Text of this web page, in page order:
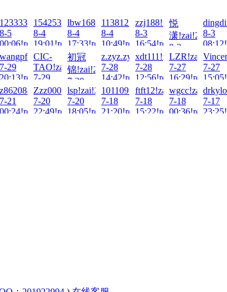
1233331!zai!2026-
8-5
00:06!read!
1542538255!zai!2026-
8-4
19:01!read!
lbw16888!zai!2026-
8-4
17:33!read!
1138123980!zai!2026-
8-4
10:49!read!
zzj188!zai!2026-
8-3
16:54!read!
悦
潇!zai!2026-
8-3
14:27!read!
8-3
wangpf1018!zai!2026-
7-29
20:13!read!
CIC-
TAO!zai!2026-
7-29
17:27!read!
初冠
锦!zai!2026-
7-29
15:47!read!
z.zyz.zyz.zy!zai!2026-
7-28
14:42!read!
xdt111!zai!2026-
7-28
12:56!read!
LZR!zai!2026-
7-27
16:29!read!
7-27
z862084139!zai!2026-
7-21
00:24!read!
Zzz000!zai!2026-
7-20
22:49!read!
lsp!zai!2026-
7-20
18:05!read!
101109tt!zai!2026-
7-18
21:20!read!
ftft12!zai!2026-
7-18
15:22!read!
wgcc!zai!2026-
7-18
00:36!read!
7-17